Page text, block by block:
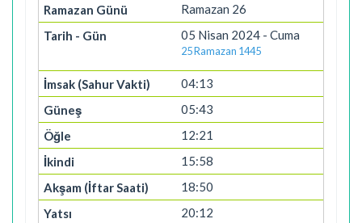
Ramazan 26
05 Nisan 2024 - Cuma
25 Ramazan 1445
04:13
05:43
12:21
15:58
18:50
20:12